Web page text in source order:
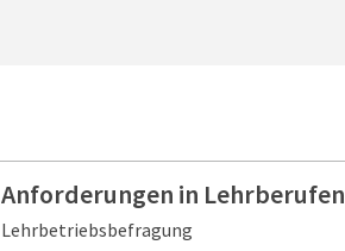
Anforderungen in Lehrberufen
Lehrbetriebsbefragung